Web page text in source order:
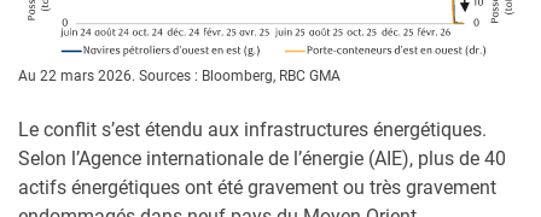
Au 22 mars 2026. Sources : Bloomberg, RBC GMA
Le conflit s’est étendu aux infrastructures énergétiques.
Selon l’Agence internationale de l’énergie (AIE), plus de 40
actifs énergétiques ont été gravement ou très gravement